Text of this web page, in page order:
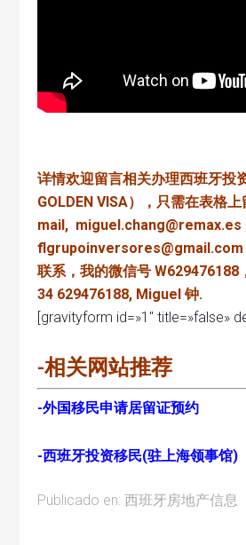
详情欢迎留言相关办理西班牙投
GOLDEN VISA），只需在表格
mail, miguel.chang@remax.es
flgrupoinversores@gmail.com
联系，我的微信号 W629476188
34 629476188, Miguel 钟.
[gravityform id=»1″ title=»false»
-相关网站推荐
-外国移民申请居留证预约
-西班牙投资移民(驻上海领事馆)
Publicado en:西班牙房地产信息